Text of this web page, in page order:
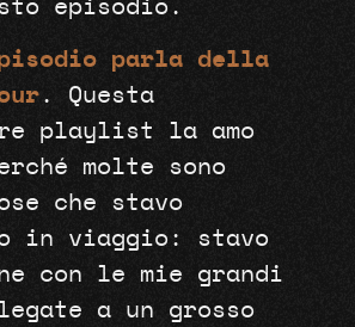
episodio.
parla della
. Questa
playlist la amo
molte sono
che stavo
in viaggio: stavo
con le mie grandi
a un grosso